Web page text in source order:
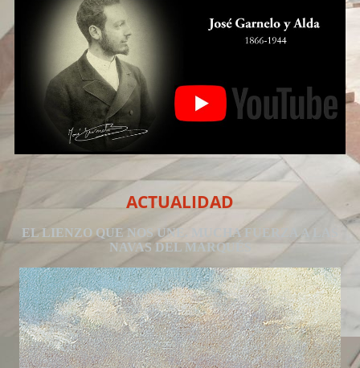
ACTUALIDAD
EL LIENZO QUE NOS UNE. MUCHA FUERZA A LAS
NAVAS DEL MARQUÉS